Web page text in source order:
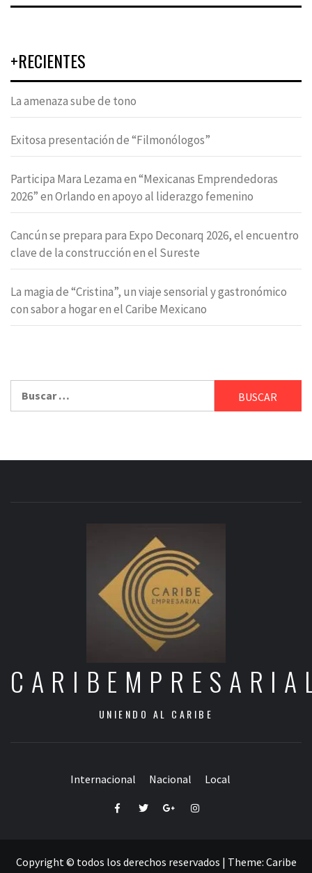
+RECIENTES
La amenaza sube de tono
Exitosa presentación de “Filmonólogos”
Participa Mara Lezama en “Mexicanas Emprendedoras
2026” en Orlando en apoyo al liderazgo femenino
Cancún se prepara para Expo Deconarq 2026, el encuentro
clave de la construcción en el Sureste
La magia de “Cristina”, un viaje sensorial y gastronómico
con sabor a hogar en el Caribe Mexicano
UNIENDO AL CARIBE
Internacional Nacional Local
FacebookTwitterGoogle+Instagram
Copyright © todos los derechos reservados | Theme: Caribe